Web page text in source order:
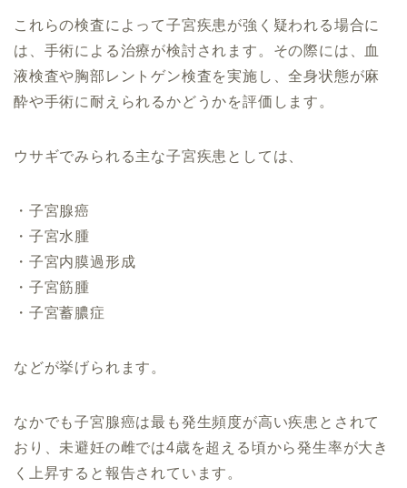
これらの検査によって子宮疾患が強く疑われる場合に
は、手術による治療が検討されます。その際には、血
液検査や胸部レントゲン検査を実施し、全身状態が麻
酔や手術に耐えられるかどうかを評価します。
ウサギでみられる主な子宮疾患としては、
・子宮腺癌
・子宮水腫
・子宮内膜過形成
・子宮筋腫
・子宮蓄膿症
などが挙げられます。
なかでも子宮腺癌は最も発生頻度が高い疾患とされて
おり、未避妊の雌では4歳を超える頃から発生率が大き
く上昇すると報告されています。